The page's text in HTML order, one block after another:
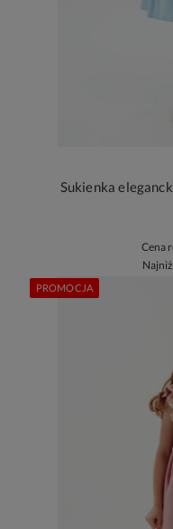
Sukienka
Cena
PROMOCJA